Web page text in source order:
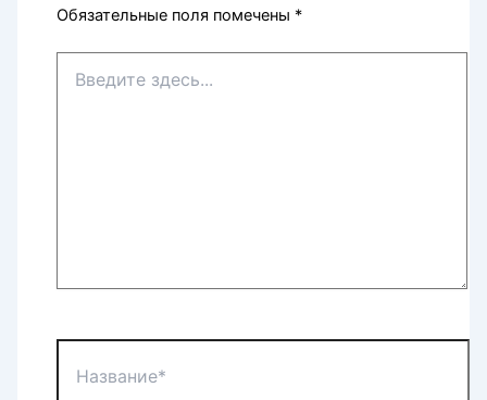
Обязательные поля помечены *
здесь...